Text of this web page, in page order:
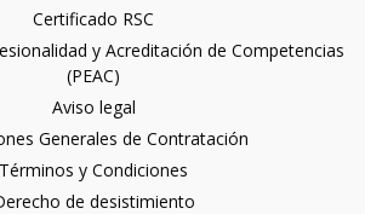
Certificado RSC
y Acreditación de Competencias
(PEAC)
Aviso legal
Generales de Contratación
Términos y Condiciones
de desistimiento